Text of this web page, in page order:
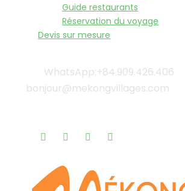
Guide restaurants
Réservation du voyage
Devis sur mesure
WhatsApp:+84.909.426.406
bonjour@mekongvillages.com